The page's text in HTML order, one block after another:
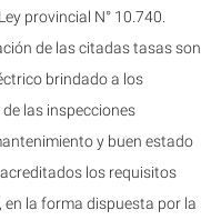
provincial N° 10.740.
de las citadas tasas son
brindado a los
las inspecciones
y buen estado
los requisitos
la forma dispuesta por la